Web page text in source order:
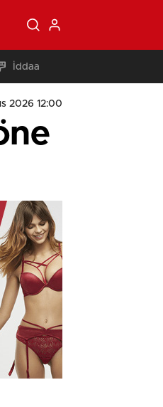
İddaa
2026 12:00